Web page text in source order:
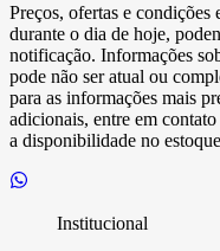
Preços, ofertas e
durante o dia de hoje,
notificação. Informações
pode não ser atual ou
para as informações mais
adicionais, entre em
a disponibilidade no
Institucional